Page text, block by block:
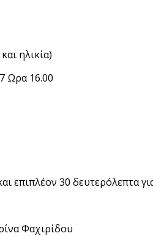
ηλικία)
Ωρα 16.00
επιπλέον 30 δευτερόλεπτα
Φαχιρίδου